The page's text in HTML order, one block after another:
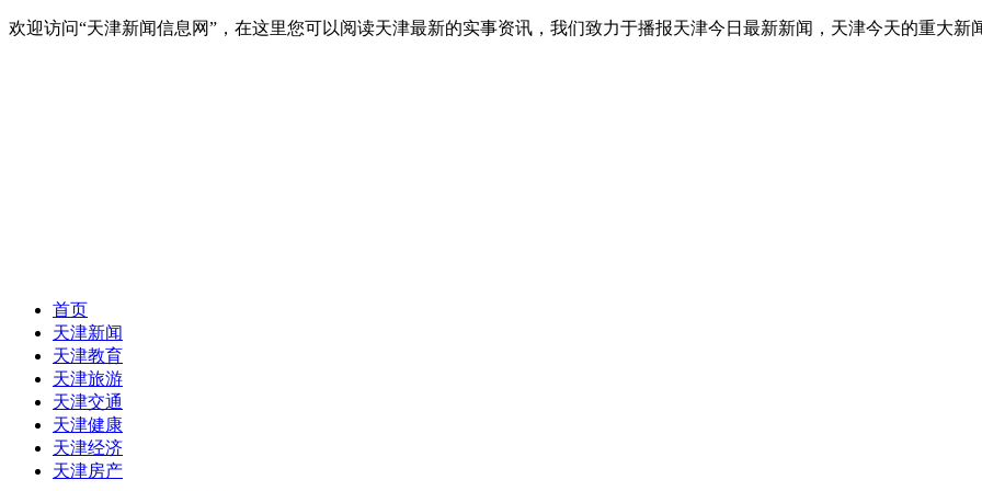
欢迎访问“天津新闻信息网”，在这里您可以阅读天津最新的实事资讯，我们致力于播报天津今日最新新闻，天津今天的重大新
首页
天津新闻
天津教育
天津旅游
天津交通
天津健康
天津经济
天津房产